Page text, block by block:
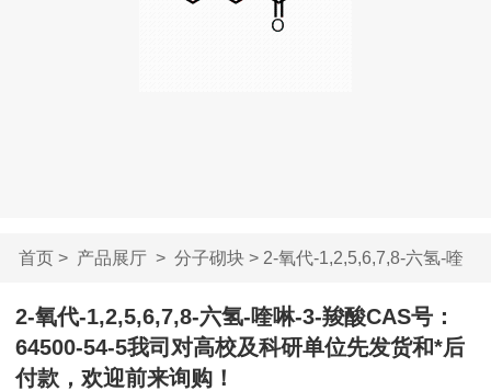
首页> 产品展厅> 分子砌块> 2-氧代-1,2,5,6,7,8-六氢-喹
啉...
2-氧代-1,2,5,6,7,8-六氢-喹啉-3-羧酸CAS号：
64500-54-5我司对高校及科研单位先发货和*后
付款，欢迎前来询购！